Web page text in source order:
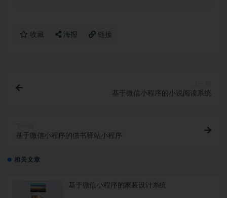
收藏 海报 链接
基于微信小程序的小说阅读系统
基于微信小程序的借书驿站小程序
相关文章
基于微信小程序的家装设计系统